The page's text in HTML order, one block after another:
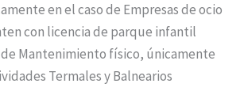
en el caso de Empresas de ocio
con licencia de parque infantil
de Mantenimiento físico, únicamente
Termales y Balnearios